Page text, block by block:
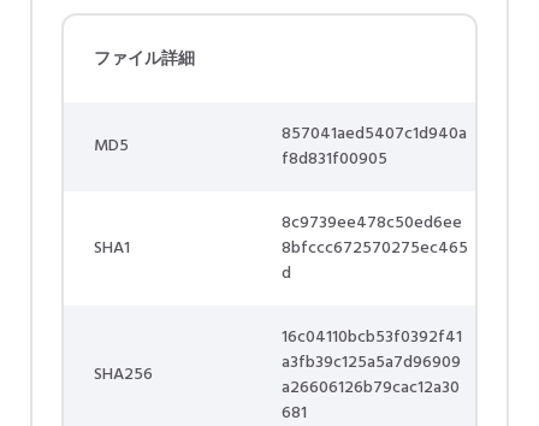
ファイル詳細
MD5
857041aed5407c1d940a
f8d831f00905
SHA1
8c9739ee478c50ed6ee
8bfccc672570275ec465
d
SHA256
16c04110bcb53f0392f41
a3fb39c125a5a7d96909
a26606126b79cac12a30
681